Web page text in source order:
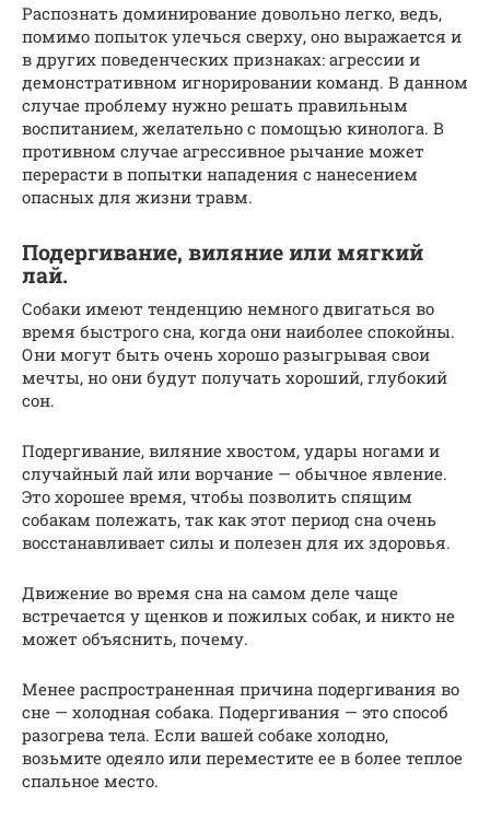
Распознать доминирование довольно легко, ведь,
помимо попыток улечься сверху, оно выражается и
в других поведенческих признаках: агрессии и
демонстративном игнорировании команд. В данном
случае проблему нужно решать правильным
воспитанием, желательно с помощью кинолога. В
противном случае агрессивное рычание может
перерасти в попытки нападения с нанесением
опасных для жизни травм.
Подергивание, виляние или мягкий
лай.
Собаки имеют тенденцию немного двигаться во
время быстрого сна, когда они наиболее спокойны.
Они могут быть очень хорошо разыгрывая свои
мечты, но они будут получать хороший, глубокий
сон.
Подергивание, виляние хвостом, удары ногами и
случайный лай или ворчание — обычное явление.
Это хорошее время, чтобы позволить спящим
собакам полежать, так как этот период сна очень
восстанавливает силы и полезен для их здоровья.
Движение во время сна на самом деле чаще
встречается у щенков и пожилых собак, и никто не
может объяснить, почему.
Менее распространенная причина подергивания во
сне — холодная собака. Подергивания — это способ
разогрева тела. Если вашей собаке холодно,
возьмите одеяло или переместите ее в более теплое
спальное место.